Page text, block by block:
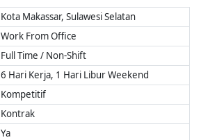
Kota Makassar, Sulawesi Selatan
Work From Office
Full Time / Non-Shift
6 Hari Kerja, 1 Hari Libur Weekend
Kompetitif
Kontrak
Ya